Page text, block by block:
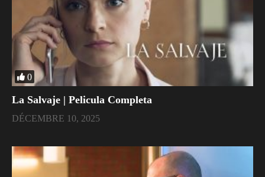
0
La Salvaje | Pelicula Completa
DÉCEMBRE 10, 2025